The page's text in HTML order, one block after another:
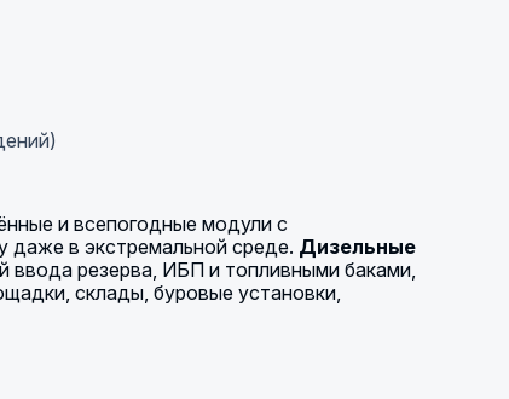
и всепогодные модули с
даже в экстремальной среде. Дизельные
ввода резерва, ИБП и топливными баками,
склады, буровые установки,